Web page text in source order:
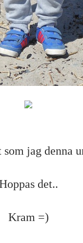
jag denna
det..
Kram =)